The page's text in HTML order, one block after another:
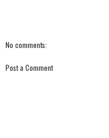
No comments:
Post a Comment